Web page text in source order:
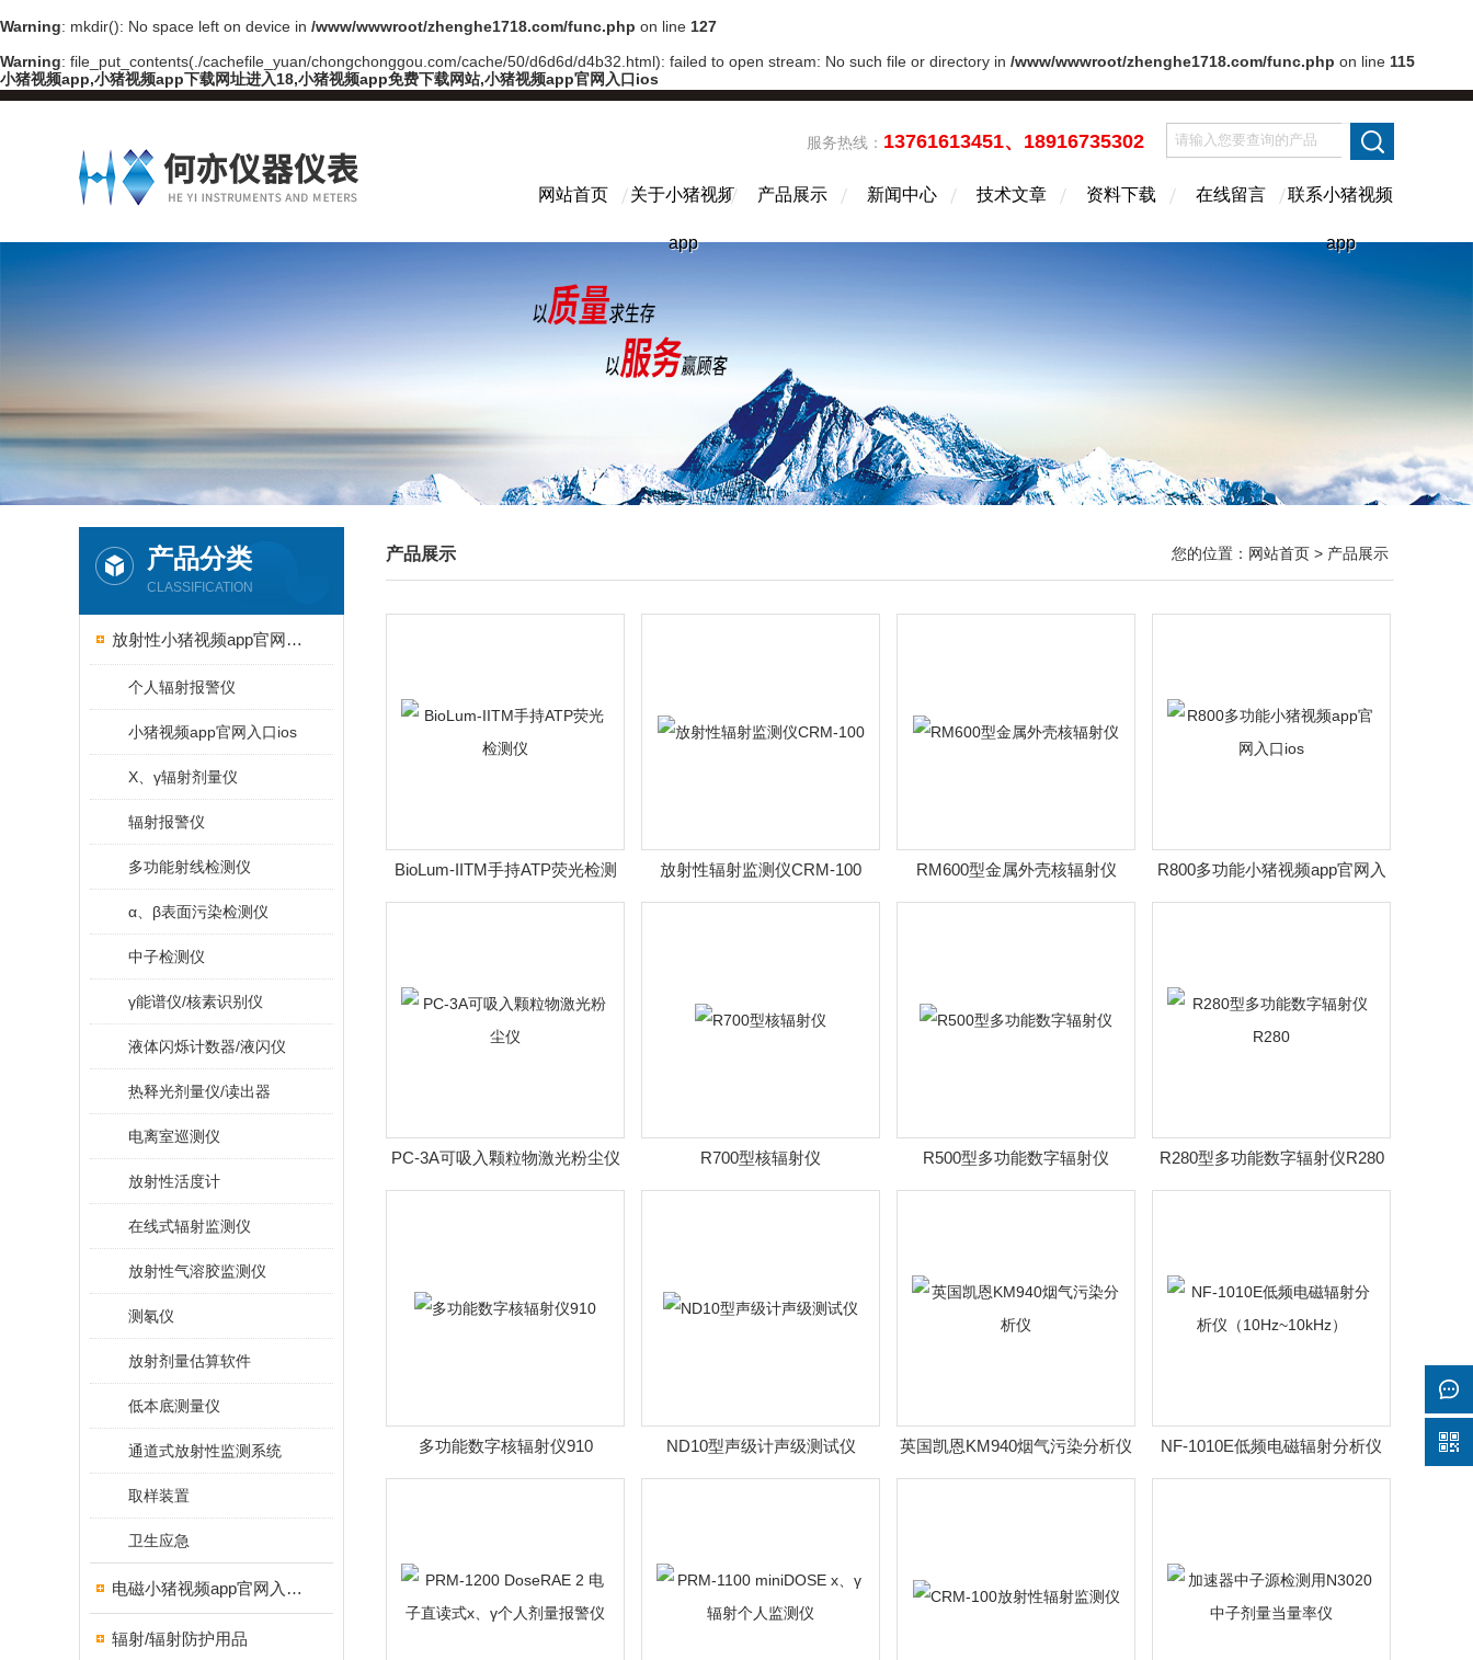
Warning: mkdir(): No space left on device in /www/wwwroot/zhenghe1718.com/func.php on line 127
Warning: file_put_contents(./cachefile_yuan/chongchonggou.com/cache/50/d6d6d/d4b32.html): failed to open stream: No such file or directory in /www/wwwroot/zhenghe1718.com/func.php on line 115
小猪视频app,小猪视频app下载网址进入18,小猪视频app免费下载网站,小猪视频app官网入口ios
服务热线： 13761613451、18916735302
网站首页 关于小猪视频
app
产品展示 新闻中心 技术文章 资料下载 在线留言 联系小猪视频
app
产品分类
CLASSIFICATION
放射性小猪视频app官网入口ios
个人辐射报警仪
小猪视频app官网入口ios
X、γ辐射剂量仪
辐射报警仪
多功能射线检测仪
α、β表面污染检测仪
中子检测仪
γ能谱仪/核素识别仪
液体闪烁计数器/液闪仪
热释光剂量仪/读出器
电离室巡测仪
放射性活度计
在线式辐射监测仪
放射性气溶胶监测仪
测氡仪
放射剂量估算软件
低本底测量仪
通道式放射性监测系统
取样装置
卫生应急
电磁小猪视频app官网入口ios
辐射/辐射防护用品
产品展示 您的位置： 网站首页 > 产品展示
BioLum-IITM手持ATP荧光检测
仪
放射性辐射监测仪CRM-100 RM600型金属外壳核辐射仪
R800多功能小猪视频app官网入
口ios
PC-3A可吸入颗粒物激光粉尘仪 R700型核辐射仪 R500型多功能数字辐射仪 R280型多功能数字辐射仪R280
多功能数字核辐射仪910 ND10型声级计声级测试仪 英国凯恩KM940烟气污染分析仪
NF-1010E低频电磁辐射分析仪
（10Hz~10kHz）